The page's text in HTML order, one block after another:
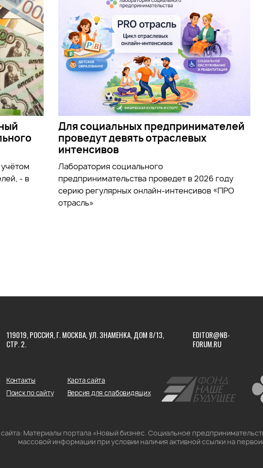
- в
Для социальных предпринимателей
проведут девять отраслевых
интенсивов
Лаборатория социального
предпринимательства проведет в 2026 году
серию регулярных онлайн-интенсивов «ПРО
отрасль»
119019, РОССИЯ, Г. МОСКВА, УЛ. ЗНАМЕНКА, ДОМ 8/13,
СТР. 2.
EDITOR@NB-
FORUM.RU
Контакты
Карта сайта
Поиск по сайту
Версия для слабовидящих
Материалы портала «Новый бизнес. Социальное
массовой информации при условии наличия активной ссылки на